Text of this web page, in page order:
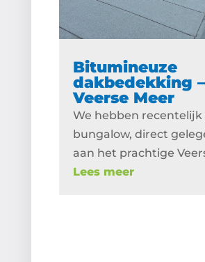
Bitumineuze
dakbedekking –
Veerse Meer
We hebben recentelijk
bungalow, direct
aan het prachtige
Lees meer